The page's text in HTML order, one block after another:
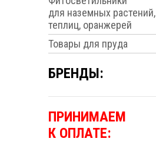
для наземных растений,
теплиц, оранжерей
Товары для пруда
БРЕНДЫ:
ПРИНИМАЕМ
К ОПЛАТЕ: